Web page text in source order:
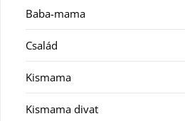
Baba-mama
Család
Kismama
Kismama divat